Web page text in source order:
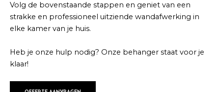
Volg de bovenstaande stappen en geniet van een
strakke en professioneel uitziende wandafwerking in
elke kamer van je huis.
Heb je onze hulp nodig? Onze behanger staat voor je
klaar!